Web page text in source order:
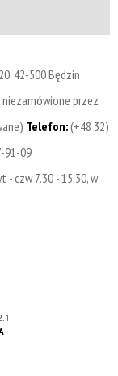
42-500 Będzin
niezamówione przez
Telefon:(+48 32)
91-09
- czw 7.30 - 15.30, w